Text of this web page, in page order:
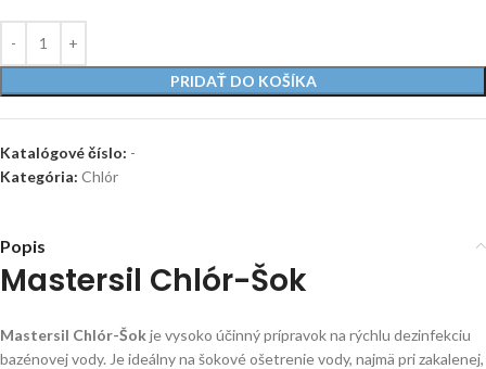
PRIDAŤ DO KOŠÍKA
Katalógové číslo: -
Kategória: Chlór
Popis
Mastersil Chlór-Šok
Mastersil Chlór-Šokje vysoko účinný prípravok na rýchlu dezinfekciu
bazénovej vody. Je ideálny na šokové ošetrenie vody, najmä pri zakalenej,